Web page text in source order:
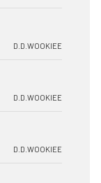
D.D.WOOKIEE
D.D.WOOKIEE
D.D.WOOKIEE